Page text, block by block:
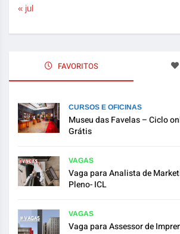
« jul
FAVORITOS
CURSOS E OFICINAS
Museu das Favelas – Ciclo
Grátis
VAGAS
Vaga para Analista de
Pleno- ICL
VAGAS
Vaga para Assessor de